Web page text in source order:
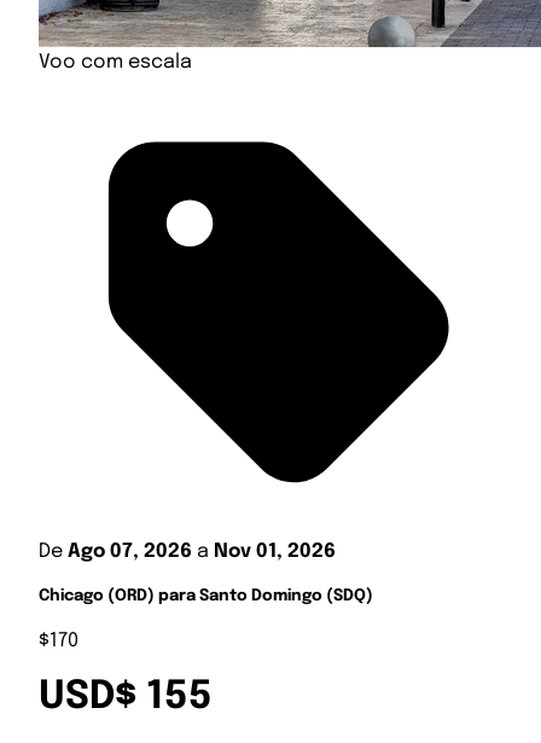
Voo com escala
De Ago 07, 2026 a Nov 01, 2026
Chicago (ORD) para Santo Domingo (SDQ)
$170
USD$ 155